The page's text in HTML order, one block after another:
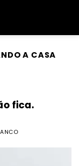
A CASA
fica.